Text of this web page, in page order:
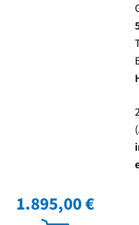
Widerrufsbelehrung
1.895,00 €